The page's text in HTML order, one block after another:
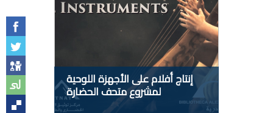
إنتاج أفلام على الأجهزة اللوحية
لمشروع متحف الحضارة